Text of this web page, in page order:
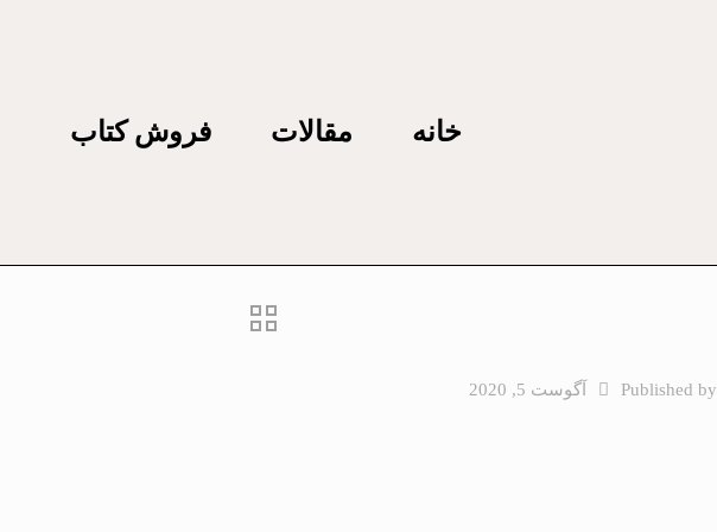
خانه مقالات فروش کتاب
Published by آگوست 5, 2020